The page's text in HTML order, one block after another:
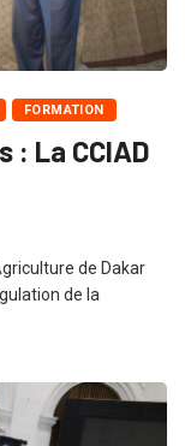
FORMATION
La CCIAD
de Dakar
de la